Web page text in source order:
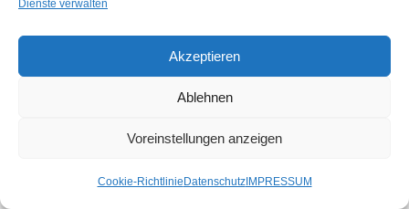
Dienste verwalten
Akzeptieren
Ablehnen
Voreinstellungen anzeigen
Cookie-Richtlinie DatenschutzIMPRESSUM
7 Wege, wie die KI L&D durch ein LMS